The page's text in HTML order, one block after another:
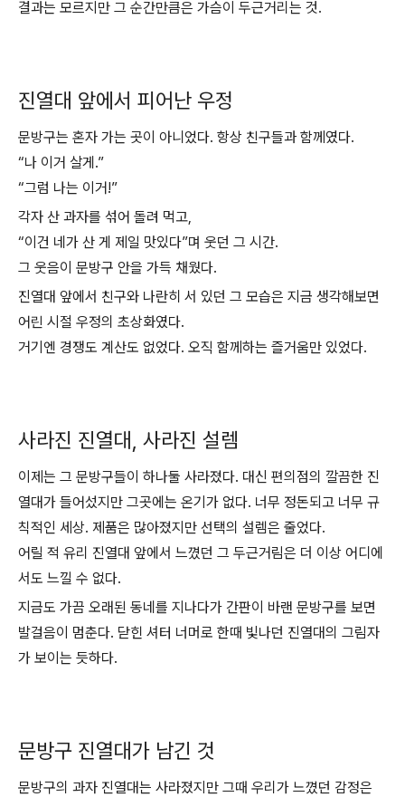
결과는 모르지만 그 순간만큼은 가슴이 두근거리는 것.
진열대 앞에서 피어난 우정
문방구는 혼자 가는 곳이 아니었다. 항상 친구들과 함께였다.
“나 이거 살게.”
“그럼 나는 이거!”
각자 산 과자를 섞어 돌려 먹고,
“이건 네가 산 게 제일 맛있다”며 웃던 그 시간.
그 웃음이 문방구 안을 가득 채웠다.
진열대 앞에서 친구와 나란히 서 있던 그 모습은 지금 생각해보면
어린 시절 우정의 초상화였다.
거기엔 경쟁도 계산도 없었다. 오직 함께하는 즐거움만 있었다.
사라진 진열대, 사라진 설렘
이제는 그 문방구들이 하나둘 사라졌다. 대신 편의점의 깔끔한 진
열대가 들어섰지만 그곳에는 온기가 없다. 너무 정돈되고 너무 규
칙적인 세상. 제품은 많아졌지만 선택의 설렘은 줄었다.
어릴 적 유리 진열대 앞에서 느꼈던 그 두근거림은 더 이상 어디에
서도 느낄 수 없다.
지금도 가끔 오래된 동네를 지나다가 간판이 바랜 문방구를 보면
발걸음이 멈춘다. 닫힌 셔터 너머로 한때 빛나던 진열대의 그림자
가 보이는 듯하다.
문방구 진열대가 남긴 것
문방구의 과자 진열대는 사라졌지만 그때 우리가 느꼈던 감정은